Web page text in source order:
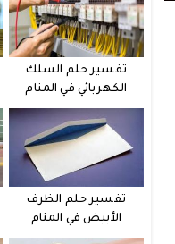
تفسير حلم السلك
الكهربائي في المنام
تفسير حلم الظرف
الأبيض في المنام